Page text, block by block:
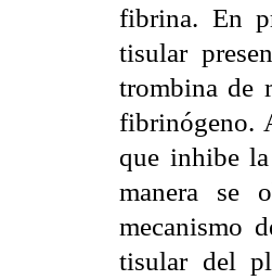
fibrina. En
tisular
trombina de
fibrinógeno.
que inhibe
manera se
mecanismo
tisular del